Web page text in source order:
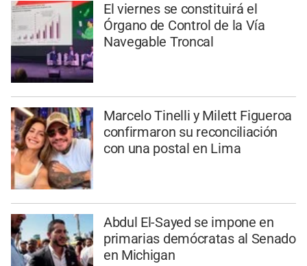
El viernes se constituirá el
Órgano de Control de la Vía
Navegable Troncal
Marcelo Tinelli y Milett Figueroa
confirmaron su reconciliación
con una postal en Lima
Abdul El-Sayed se impone en
primarias demócratas al Senado
en Michigan